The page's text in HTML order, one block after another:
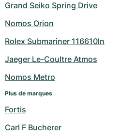
Grand Seiko Spring Drive
Nomos Orion
Rolex Submariner 116610ln
Jaeger Le-Coultre Atmos
Nomos Metro
Plus de marques
Fortis
Carl F Bucherer